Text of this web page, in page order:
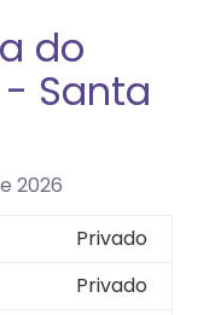
do
Santa
Privado
Privado